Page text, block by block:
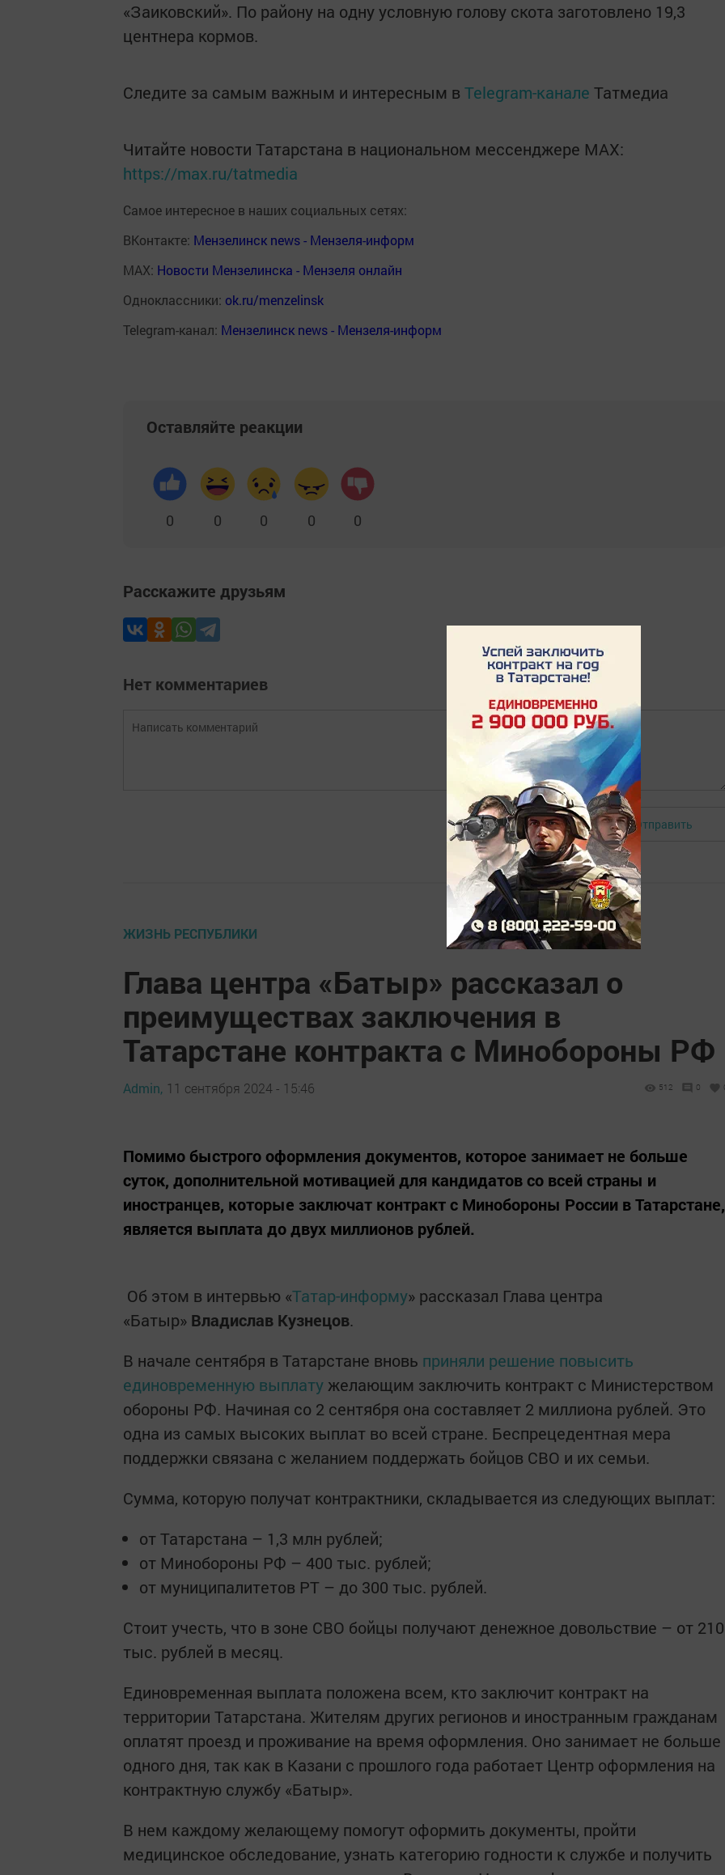
«Заиковский». По району на одну условную голову скота заготовлено 19,3
центнера кормов.
Следите за самым важным и интересным в Telegram-канале Татмедиа
Читайте новости Татарстана в национальном мессенджере MАХ:
https://max.ru/tatmedia
Самое интересное в наших социальных сетях:
ВКонтакте: Мензелинск news - Мензеля-информ
MAX: Новости Мензелинска - Мензеля онлайн
Одноклассники: ok.ru/menzelinsk
Telegram-канал: Мензелинск news - Мензеля-информ
Оставляйте реакции
0 0 0 0 0
Расскажите друзьям
Нет комментариев
Авторизоваться Отправить
ЖИЗНЬ РЕСПУБЛИКИ
Глава центра «Батыр» рассказал о
преимуществах заключения в
Татарстане контракта с Минобороны РФ
Admin, 11 сентября 2024 - 15:46 512 0
Помимо быстрого оформления документов, которое занимает не больше
суток, дополнительной мотивацией для кандидатов со всей страны и
иностранцев, которые заключат контракт с Минобороны России в Татарстане,
является выплата до двух миллионов рублей.
Об этом в интервью «Татар-информу» рассказал Глава центра
«Батыр» Владислав Кузнецов.
В начале сентября в Татарстане вновь приняли решение повысить
единовременную выплату желающим заключить контракт с Министерством
обороны РФ. Начиная со 2 сентября она составляет 2 миллиона рублей. Это
одна из самых высоких выплат во всей стране. Беспрецедентная мера
поддержки связана с желанием поддержать бойцов СВО и их семьи.
Сумма, которую получат контрактники, складывается из следующих выплат:
от Татарстана – 1,3 млн рублей;
от Минобороны РФ – 400 тыс. рублей;
от муниципалитетов РТ – до 300 тыс. рублей.
Стоит учесть, что в зоне СВО бойцы получают денежное довольствие – от 210
тыс. рублей в месяц.
Единовременная выплата положена всем, кто заключит контракт на
территории Татарстана. Жителям других регионов и иностранным гражданам
оплатят проезд и проживание на время оформления. Оно занимает не больше
одного дня, так как в Казани с прошлого года работает Центр оформления на
контрактную службу «Батыр».
В нем каждому желающему помогут оформить документы, пройти
медицинское обследование, узнать категорию годности к службе и получить